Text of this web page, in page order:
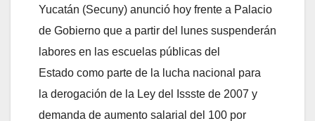
Yucatán (Secuny) anunció hoy frente a Palacio
de Gobierno que a partir del lunes suspenderán
labores en las escuelas públicas del
Estado como parte de la lucha nacional para
la derogación de la Ley del Issste de 2007 y
demanda de aumento salarial del 100 por